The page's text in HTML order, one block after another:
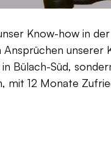
Know-how in
Süd,
12 Monate